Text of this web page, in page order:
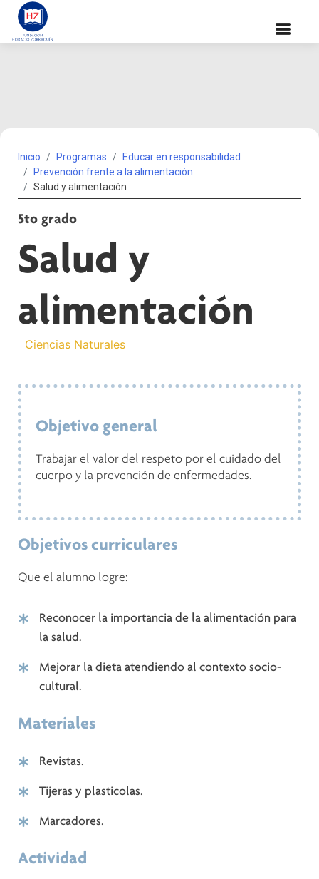
Inicio Programas
Educar en responsabilidad
Prevención frente a la alimentación
Salud y alimentación
5to grado
Salud y
alimentación
Ciencias Naturales
Objetivo general
Trabajar el valor del respeto por el cuidado del
cuerpo y la prevención de enfermedades.
Objetivos curriculares
Que el alumno logre:
Reconocer la importancia de la alimentación para
la salud.
Mejorar la dieta atendiendo al contexto socio-
cultural.
Materiales
Revistas.
Tijeras y plasticolas.
Marcadores.
Actividad